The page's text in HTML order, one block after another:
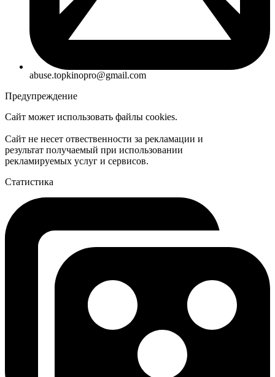
abuse.topkinopro@gmail.com
Предупреждение
Сайт может использовать файлы cookies.
Сайт не несет отвественности за рекламации и
результат получаемый при использовании
рекламируемых услуг и сервисов.
Статистика